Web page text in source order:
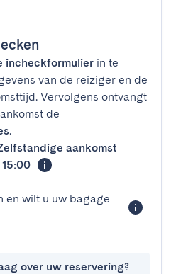
incheckformulier in te
van de reiziger en de
Vervolgens ontvangt
de
.
aankomst
en wilt u uw bagage
over uw reservering?